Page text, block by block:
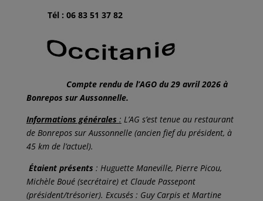
Tél : 06 83 51 37 82
Compte rendu de l’AGO du 29 avril 2026 à
Bonrepos sur Aussonnelle.
Informations générales : L’AG s’est tenue au restaurant
de Bonrepos sur Aussonnelle (ancien fief du président, à
45 km de l’actuel).
Étaient présents : Huguette Maneville, Pierre Picou,
Michèle Boué (secrétaire) et Claude Passepont
(président/trésorier). Excusés : Guy Carpis et Martine